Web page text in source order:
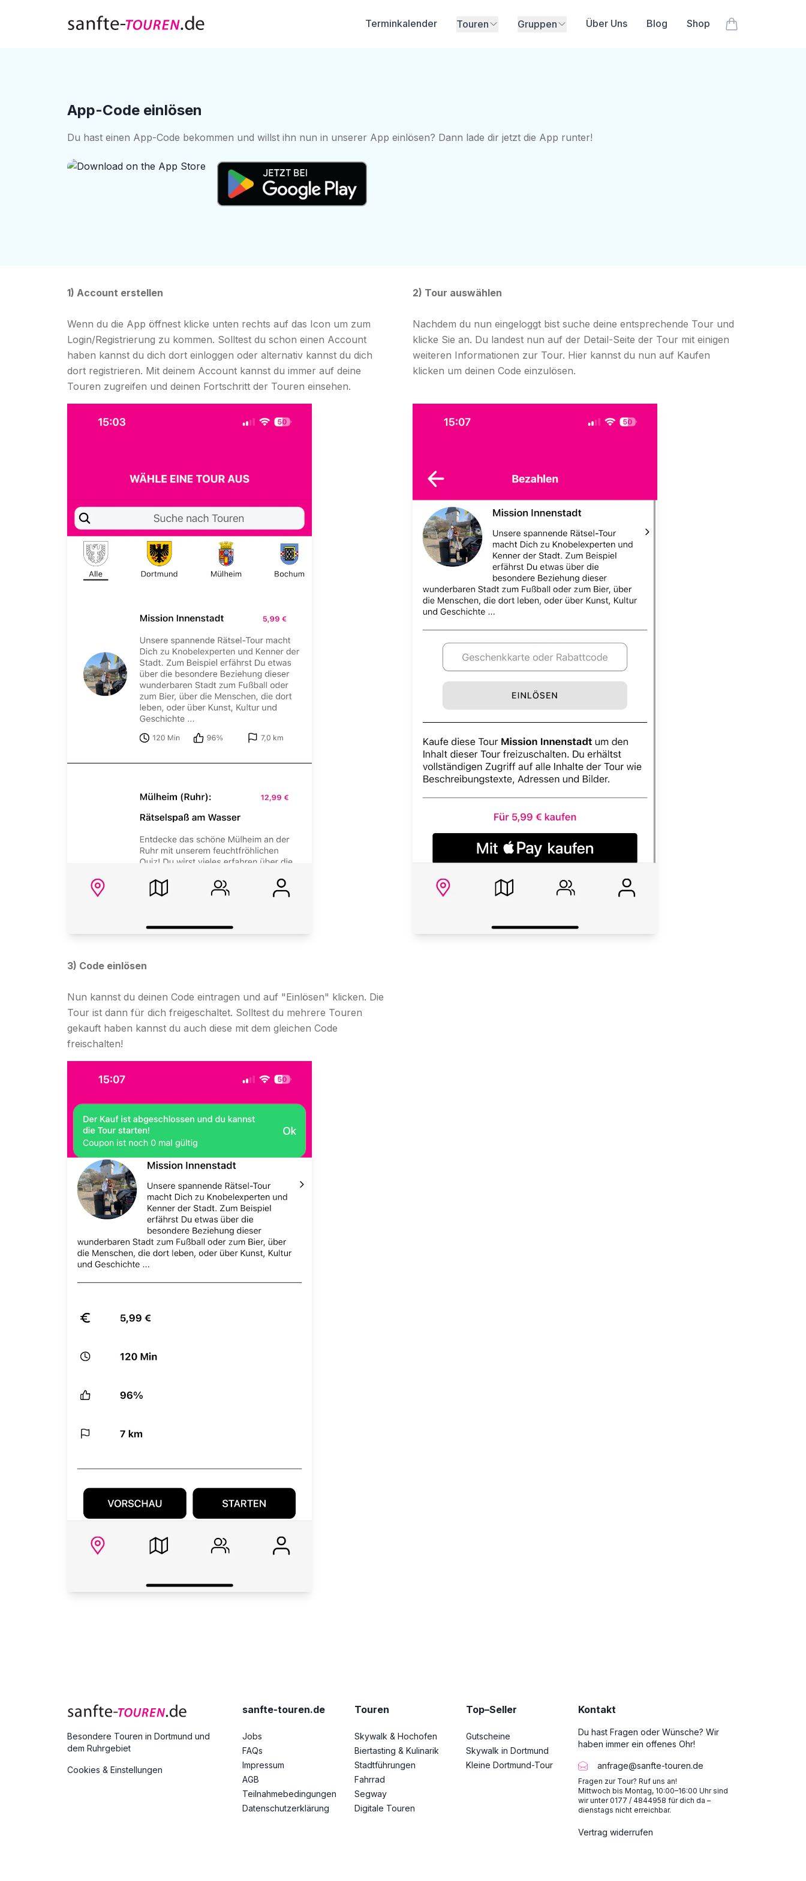
Terminkalender
Touren Gruppen Über Uns Blog Shop
Artikel im
App-Code einlösen
Du hast einen App-Code bekommen und willst ihn nun in unserer App einlösen? Dann lade dir jetzt die App runter!
1) Account erstellen
Wenn du die App öffnest klicke unten rechts auf das Icon um zum
Login/Registrierung zu kommen. Solltest du schon einen Account
haben kannst du dich dort einloggen oder alternativ kannst du dich
dort registrieren. Mit deinem Account kannst du immer auf deine
Touren zugreifen und deinen Fortschritt der Touren einsehen.
2) Tour auswählen
Nachdem du nun eingeloggt bist suche deine entsprechende Tour und
klicke Sie an. Du landest nun auf der Detail-Seite der Tour mit einigen
weiteren Informationen zur Tour. Hier kannst du nun auf Kaufen
klicken um deinen Code einzulösen.
3) Code einlösen
Nun kannst du deinen Code eintragen und auf "Einlösen" klicken. Die
Tour ist dann für dich freigeschaltet. Solltest du mehrere Touren
gekauft haben kannst du auch diese mit dem gleichen Code
freischalten!
Besondere Touren in Dortmund und
dem Ruhrgebiet
Cookies & Einstellungen
sanfte-touren.de
Jobs
FAQs
Impressum
AGB
Teilnahmebedingungen
Datenschutzerklärung
Touren
Skywalk & Hochofen
Biertasting & Kulinarik
Stadtführungen
Fahrrad
Segway
Digitale Touren
Top–Seller
Gutscheine
Skywalk in Dortmund
Kleine Dortmund-Tour
Kontakt
Du hast Fragen oder Wünsche? Wir
haben immer ein offenes Ohr!
anfrage@sanfte-touren.de
Fragen zur Tour? Ruf uns an!
Mittwoch bis Montag, 10:00–16:00 Uhr sind
wir unter 0177 / 4844958 für dich da –
dienstags nicht erreichbar.
Vertrag widerrufen